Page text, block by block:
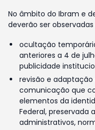
No âmbito do Ibram e
deverão ser
ocultação
anteriores a 4 de
publicidade
revisão e
comunicação que
elementos da
Federal, preservada
administrativos,